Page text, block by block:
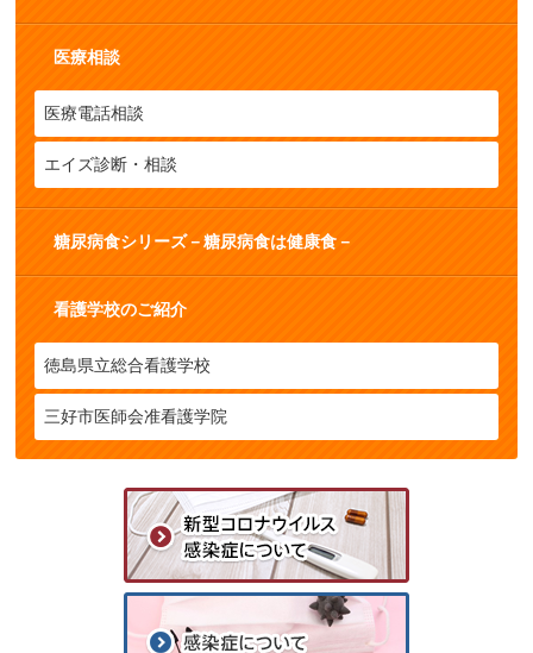
医療相談
医療電話相談
エイズ診断・相談
糖尿病食シリーズ－糖尿病食は健康食－
看護学校のご紹介
徳島県立総合看護学校
三好市医師会准看護学院